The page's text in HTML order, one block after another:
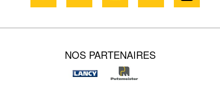
NOS PARTENAIRES